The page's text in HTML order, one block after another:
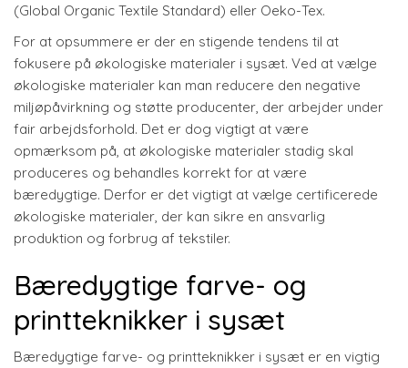
(Global Organic Textile Standard) eller Oeko-Tex.
For at opsummere er der en stigende tendens til at
fokusere på økologiske materialer i sysæt. Ved at vælge
økologiske materialer kan man reducere den negative
miljøpåvirkning og støtte producenter, der arbejder under
fair arbejdsforhold. Det er dog vigtigt at være
opmærksom på, at økologiske materialer stadig skal
produceres og behandles korrekt for at være
bæredygtige. Derfor er det vigtigt at vælge certificerede
økologiske materialer, der kan sikre en ansvarlig
produktion og forbrug af tekstiler.
Bæredygtige farve- og
printteknikker i sysæt
Bæredygtige farve- og printteknikker i sysæt er en vigtig